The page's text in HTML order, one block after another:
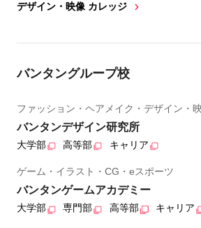
デザイン・映像 カレッジ
バンタングループ校
ファッション・ヘアメイク・デザイン・
バンタンデザイン研究所
大学部 高等部 キャリア
ゲーム・イラスト・CG・eスポーツ
バンタンゲームアカデミー
大学部 専門部 高等部 キャリア